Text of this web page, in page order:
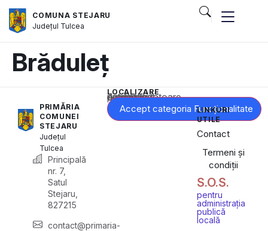
COMUNA STEJARU
Județul Tulcea
Brăduleț
PRIMĂRIA
COMUNEI
STEJARU
Județul
Tulcea
Principală
nr. 7,
Satul
Stejaru,
827215
contact@primaria-
LOCALIZARE
Acest conținut este blocat până când acceptați categoria corespunzătoare de cookie-uri.
Accept categoria Funcționalitate
LINKURI
UTILE
Contact
Termeni și
condiții
S.O.S.
pentru
administrația
publică
locală